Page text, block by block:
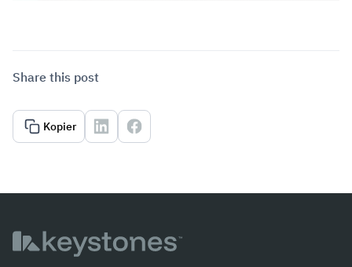
Share this post
Kopier